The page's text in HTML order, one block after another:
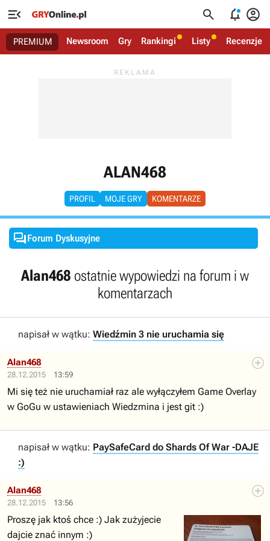
   
PREMIUM Newsroom Gry Rankingi Listy Recenzje
ALAN468
PROFIL MOJE GRY KOMENTARZE
Forum Dyskusyjne
Alan468 ostatnie wypowiedzi na forum i w
komentarzach
napisał w wątku: Wiedźmin 3 nie uruchamia się
28.12.2015 13:59
Alan468
Mi się też nie uruchamiał raz ale wyłączyłem Game Overlay
w GoGu w ustawieniach Wiedzmina i jest git :)
napisał w wątku: PaySafeCard do Shards Of War -DAJE
:)
28.12.2015 13:56
Alan468
Proszę jak ktoś chce :) Jak zużyjecie
dajcie znać innym :)